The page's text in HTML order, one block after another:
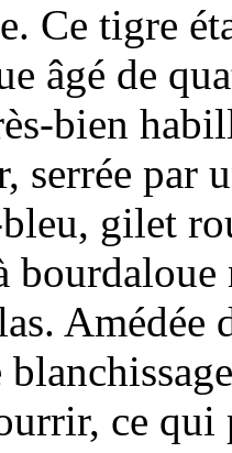
Ce tigre
âgé de
bien
serrée par
gilet
Amédée
ce